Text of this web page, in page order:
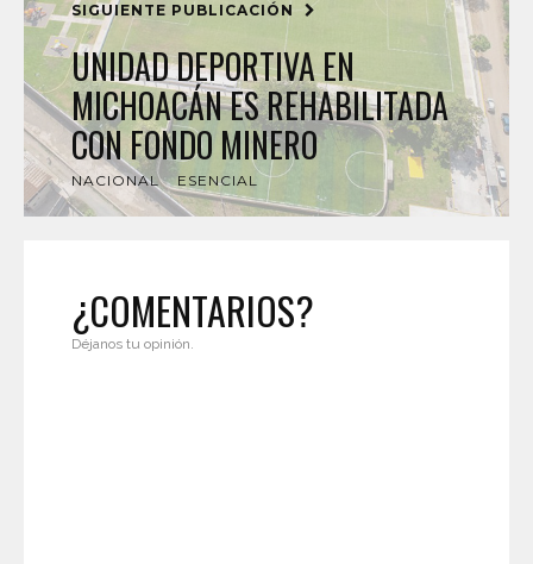
SIGUIENTE PUBLICACIÓN
UNIDAD DEPORTIVA EN
MICHOACÁN ES REHABILITADA
CON FONDO MINERO
NACIONAL ESENCIAL
¿COMENTARIOS?
Déjanos tu opinión.